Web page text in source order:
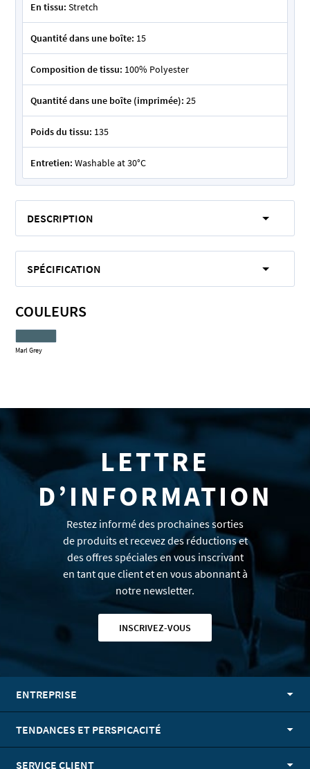
En tissu: Stretch
Quantité dans une boîte: 15
Composition de tissu: 100% Polyester
Quantité dans une boîte (imprimée): 25
Poids du tissu: 135
Entretien: Washable at 30°C
DESCRIPTION
SPÉCIFICATION
COULEURS
Marl Grey
LETTRE
D’INFORMATION
Restez informé des prochaines sorties
de produits et recevez des réductions et
des offres spéciales en vous inscrivant
en tant que client et en vous abonnant à
notre newsletter.
INSCRIVEZ-VOUS
ENTREPRISE
TENDANCES ET PERSPICACITÉ
SERVICE CLIENT